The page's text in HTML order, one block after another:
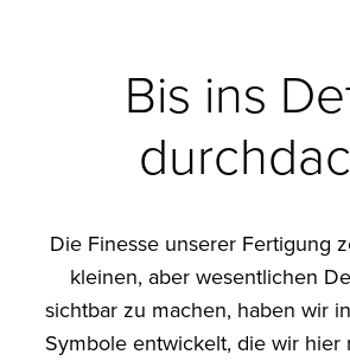
Bis ins
Die Finesse unserer Fertigung
kleinen, aber wesentlichen
sichtbar zu machen, haben wir
Symbole entwickelt, die wir hier